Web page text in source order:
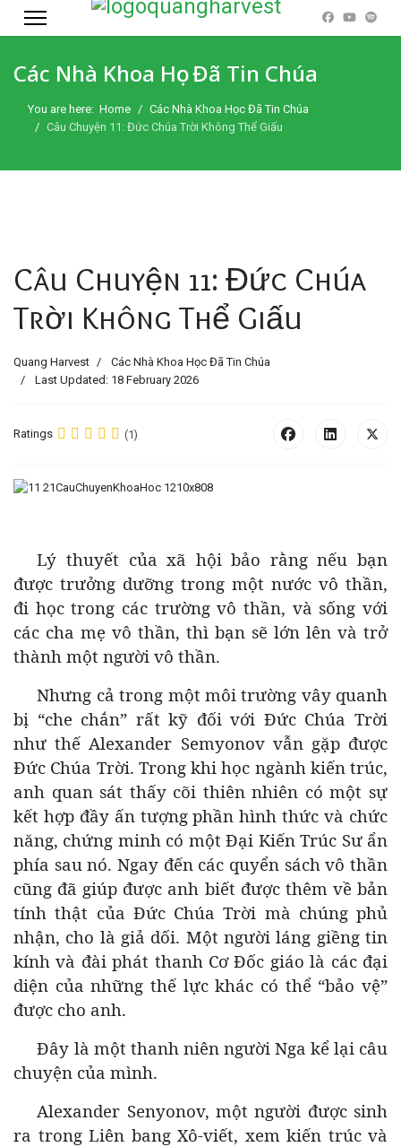
Các Nhà Khoa Học Đã Tin Chúa
You are here: Home
Các Nhà Khoa Học Đã Tin Chúa
Câu Chuyện 11: Đức Chúa Trời Không Thể Giấu
Câu Chuyện 11: Đức Chúa
Trời Không Thể Giấu
Quang Harvest
Các Nhà Khoa Học Đã Tin Chúa
Last Updated: 18 February 2026
Ratings (1)
Lý thuyết của xã hội bảo rằng nếu bạn
được trưởng dưỡng trong một nước vô thần,
đi học trong các trường vô thần, và sống với
các cha mẹ vô thần, thì bạn sẽ lớn lên và trở
thành một người vô thần.
Nhưng cả trong một môi trường vây quanh
bị “che chắn” rất kỹ đối với Đức Chúa Trời
như thế Alexander Semyonov vẫn gặp được
Đức Chúa Trời. Trong khi học ngành kiến trúc,
anh quan sát thấy cõi thiên nhiên có một sự
kết hợp đầy ấn tượng phần hình thức và chức
năng, chứng minh có một Đại Kiến Trúc Sư ẩn
phía sau nó. Ngay đến các quyển sách vô thần
cũng đã giúp được anh biết được thêm về bản
tính thật của Đức Chúa Trời mà chúng phủ
nhận, cho là giả dối. Một người láng giềng tin
kính và đài phát thanh Cơ Đốc giáo là các đại
diện của những thế lực khác có thể “bảo vệ”
được cho anh.
Đây là một thanh niên người Nga kể lại câu
chuyện của mình.
Alexander Senyonov, một người được sinh
ra trong Liên bang Xô-viết, xem kiến trúc và